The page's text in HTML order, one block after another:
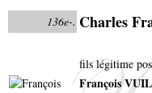
136e-. Charles
fils légitime
François